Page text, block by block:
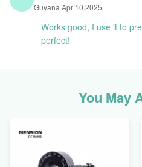
Guyana Apr 10.2025
Works good, I use it to
perfect!
You May